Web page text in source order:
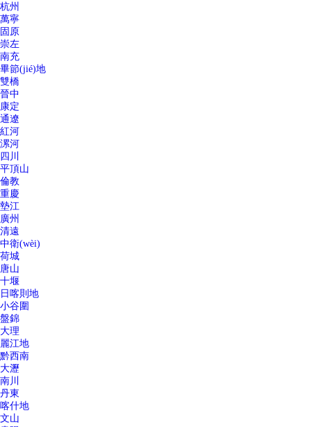
杭州
萬寧
固原
崇左
南充
畢節(jié)地
雙橋
晉中
康定
通遼
紅河
漯河
四川
平頂山
倫教
重慶
墊江
廣州
清遠
中衛(wèi)
荷城
唐山
十堰
日喀則地
小谷圍
盤錦
大理
麗江地
黔西南
大瀝
南川
丹東
喀什地
文山